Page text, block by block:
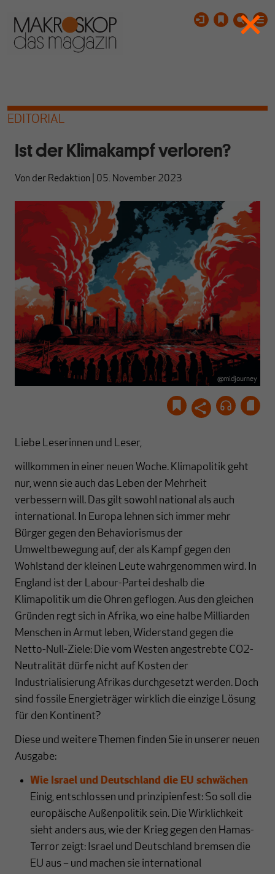
EDITORIAL
Ist der Klimakampf verloren?
Von der Redaktion 05. November 2023
@midjourney
Liebe Leserinnen und Leser,
willkommen in einer neuen Woche. Klimapolitik geht
nur, wenn sie auch das Leben der Mehrheit
verbessern will. Das gilt sowohl national als auch
international. In Europa lehnen sich immer mehr
Bürger gegen den Behaviorismus der
Umweltbewegung auf, der als Kampf gegen den
Wohlstand der kleinen Leute wahrgenommen wird. In
England ist der Labour-Partei deshalb die
Klimapolitik um die Ohren geflogen. Aus den gleichen
Gründen regt sich in Afrika, wo eine halbe Milliarden
Menschen in Armut leben, Widerstand gegen die
Netto-Null-Ziele: Die vom Westen angestrebte CO2-
Neutralität dürfe nicht auf Kosten der
Industrialisierung Afrikas durchgesetzt werden. Doch
sind fossile Energieträger wirklich die einzige Lösung
für den Kontinent?
Diese und weitere Themen finden Sie in unserer neuen
Ausgabe:
Wie Israel und Deutschland die EU schwächen
Einig, entschlossen und prinzipienfest: So soll die
europäische Außenpolitik sein. Die Wirklichkeit
sieht anders aus, wie der Krieg gegen den Hamas-
Terror zeigt: Israel und Deutschland bremsen die
EU aus – und machen sie international